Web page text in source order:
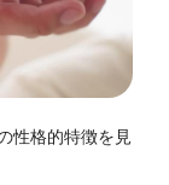
性格的特徴を見